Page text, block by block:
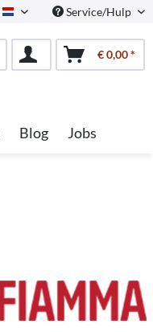
Dutch Service/Hulp
€ 0,00 *
Blog Jobs